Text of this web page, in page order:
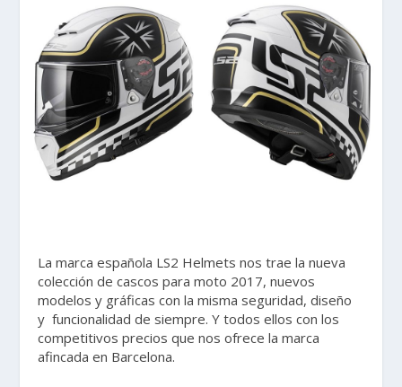
La marca española LS2 Helmets nos trae la nueva
colección de cascos para moto 2017, nuevos
modelos y gráficas con la misma seguridad, diseño
y funcionalidad de siempre. Y todos ellos con los
competitivos precios que nos ofrece la marca
afincada en Barcelona.